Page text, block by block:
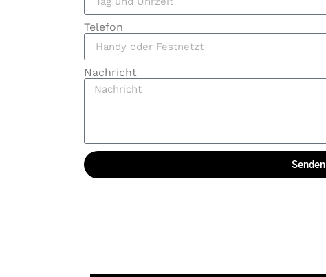
Telefon
Nachricht
Senden